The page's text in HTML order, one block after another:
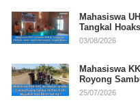
Mahasiswa
Tangkal
03/08/2026
Mahasiswa
Royong
25/07/2026